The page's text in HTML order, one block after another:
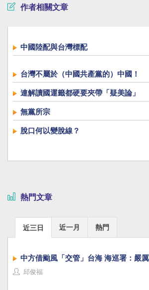
作者相關文章
中國陸配與台灣標配
台灣不屬於（中國共產黨的）中國！
連解讀國運籤都硬要夾帶「疑美論」
無黨所宗
脫口何以變脫線？
熱門文章
近三日 近一月 熱門
中方借颱風「交管」台海 海巡署：嚴
邱俊福